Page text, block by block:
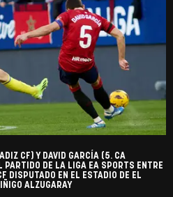
CF) Y DAVID GARCÍA (5. CA
PARTIDO DE LA LIGA EA SPORTS ENTRE
DISPUTADO EN EL ESTADIO DE EL
ALZUGARAY